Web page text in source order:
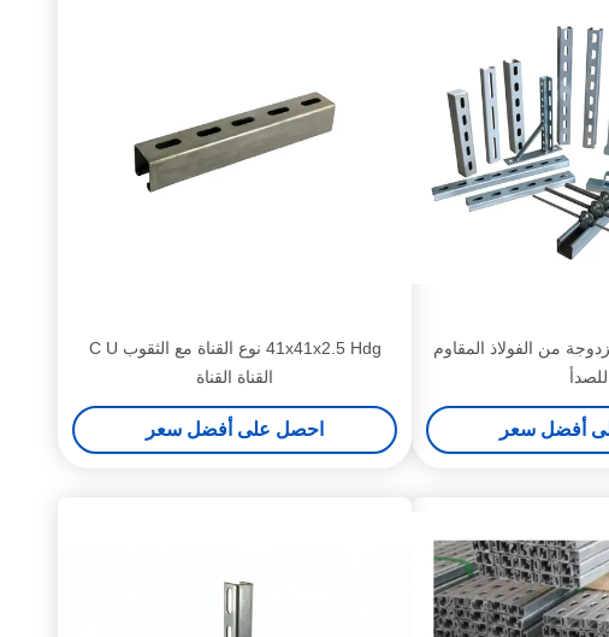
من الفولاذ المقاوم
للصدأ
أفضل سعر
41x41x2.5 Hdg نوع القناة مع الثقوب C U
القناة القناة
احصل على أفضل سعر